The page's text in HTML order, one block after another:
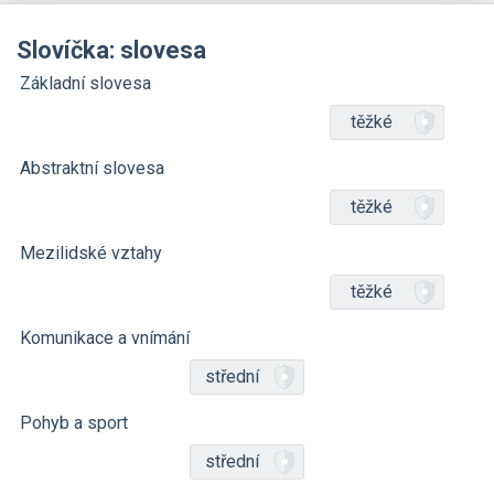
Slovíčka: slovesa
Základní slovesa
těžké
Abstraktní slovesa
těžké
Mezilidské vztahy
těžké
Komunikace a vnímání
střední
Pohyb a sport
střední